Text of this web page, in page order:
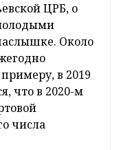
ЦРБ, о
Около
в 2019
что в 2020-м
числа